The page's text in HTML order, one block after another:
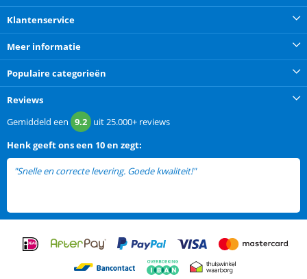
Klantenservice
Meer informatie
Populaire categorieën
Reviews
Gemiddeld een 9.2 uit25.000+ reviews
Henkgeeft ons een 10 en zegt:
"Snelle en correcte levering. Goede kwaliteit!"